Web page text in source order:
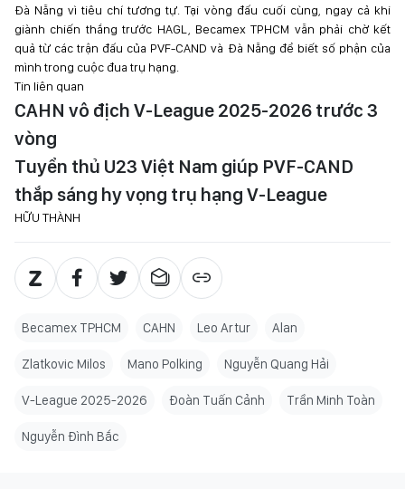
Đà Nẵng vì tiêu chí tương tự. Tại vòng đấu cuối cùng, ngay cả khi
giành chiến thắng trước HAGL, Becamex TPHCM vẫn phải chờ kết
quả từ các trận đấu của PVF-CAND và Đà Nẵng để biết số phận của
mình trong cuộc đua trụ hạng.
Tin liên quan
CAHN vô địch V-League 2025-2026 trước 3
vòng
Tuyển thủ U23 Việt Nam giúp PVF-CAND
thắp sáng hy vọng trụ hạng V-League
HỮU THÀNH
Becamex TPHCM CAHN Leo Artur Alan
Zlatkovic Milos Mano Polking Nguyễn Quang Hải
V-League 2025-2026 Đoàn Tuấn Cảnh Trần Minh Toàn
Nguyễn Đình Bắc